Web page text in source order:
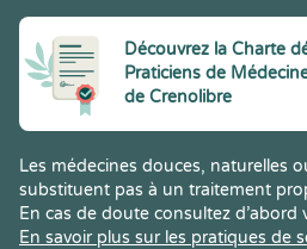
Découvrez la Charte
Praticiens de
de Crenolibre
Les médecines douces, naturelles
substituent pas à un traitement
En cas de doute consultez d’abord
En savoir plus sur les pratiques de